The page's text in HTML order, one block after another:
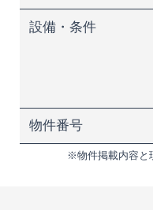
設備・条件
物件番号
※物件掲載内容と